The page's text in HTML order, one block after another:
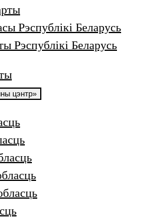
Рэспублікі Беларусь
Рэспублікі Беларусь
цэнтр»